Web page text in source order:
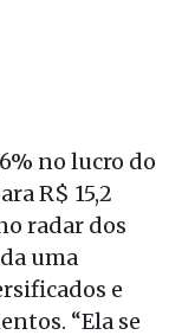
no lucro do
R$ 15,2
radar dos
uma
e
“Ela se